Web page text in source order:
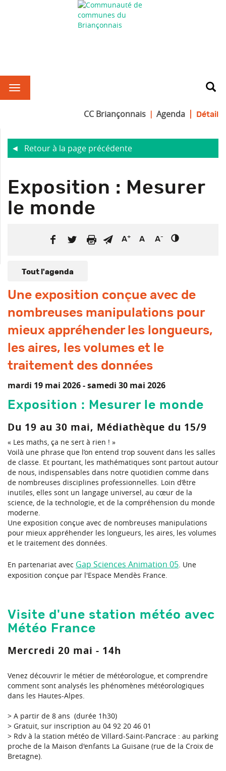
CC Briançonnais Agenda Détail
Retour à la page précédente
Exposition : Mesurer
le monde
A+ A A-
Tout l'agenda
Une exposition conçue avec de
nombreuses manipulations pour
mieux appréhender les longueurs,
les aires, les volumes et le
traitement des données
mardi 19 mai 2026 -samedi 30 mai 2026
Exposition : Mesurer le monde
Du 19 au 30 mai, Médiathèque du 15/9
« Les maths, ça ne sert à rien ! »
Voilà une phrase que l’on entend trop souvent dans les salles
de classe. Et pourtant, les mathématiques sont partout autour
de nous, indispensables dans notre quotidien comme dans
de nombreuses disciplines professionnelles. Loin d’être
inutiles, elles sont un langage universel, au cœur de la
science, de la technologie, et de la compréhension du monde
moderne.
Une exposition conçue avec de nombreuses manipulations
pour mieux appréhender les longueurs, les aires, les volumes
et le traitement des données.
En partenariat avec Gap Sciences Animation 05. Une
exposition conçue par l'Espace Mendès France.
Visite d'une station météo avec
Météo France
Mercredi 20 mai - 14h
Venez découvrir le métier de météorologue, et comprendre
comment sont analysés les phénomènes météorologiques
dans les Hautes-Alpes.
> A partir de 8 ans (durée 1h30)
> Gratuit, sur inscription au 04 92 20 46 01
> Rdv à la station météo de Villard-Saint-Pancrace : au parking
proche de la Maison d'enfants La Guisane (rue de la Croix de
Bretagne).